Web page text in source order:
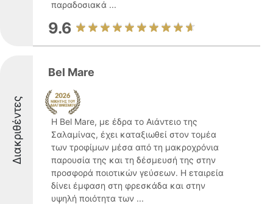
παραδοσιακά ...
9.6
Διακριθέντες
Bel Mare
Η Bel Mare, με έδρα το Αιάντειο της
Σαλαμίνας, έχει καταξιωθεί στον τομέα
των τροφίμων μέσα από τη μακροχρόνια
παρουσία της και τη δέσμευσή της στην
προσφορά ποιοτικών γεύσεων. Η εταιρεία
δίνει έμφαση στη φρεσκάδα και στην
υψηλή ποιότητα των ...